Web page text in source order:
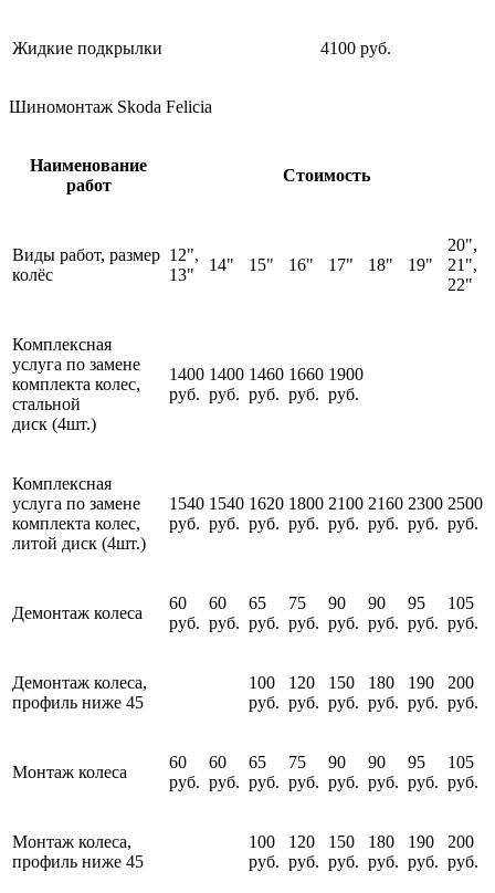
Жидкие подкрылки 4100 руб.
Шиномонтаж Skoda Felicia
Наименование
работ
Стоимость
Виды работ, размер
колёс
12",
13"
14" 15" 16" 17" 18" 19"
20",
21",
22"
Комплексная
услуга по замене
комплекта колес,
стальной
диск (4шт.)
1400
руб.
1400
руб.
1460
руб.
1660
руб.
1900
руб.
Комплексная
услуга по замене
комплекта колес,
литой диск (4шт.)
1540
руб.
1540
руб.
1620
руб.
1800
руб.
2100
руб.
2160
руб.
2300
руб.
2500
руб.
Демонтаж колеса
60
руб.
60
руб.
65
руб.
75
руб.
90
руб.
90
руб.
95
руб.
105
руб.
Демонтаж колеса,
профиль ниже 45
100
руб.
120
руб.
150
руб.
180
руб.
190
руб.
200
руб.
Монтаж колеса
60
руб.
60
руб.
65
руб.
75
руб.
90
руб.
90
руб.
95
руб.
105
руб.
Монтаж колеса,
профиль ниже 45
100
руб.
120
руб.
150
руб.
180
руб.
190
руб.
200
руб.